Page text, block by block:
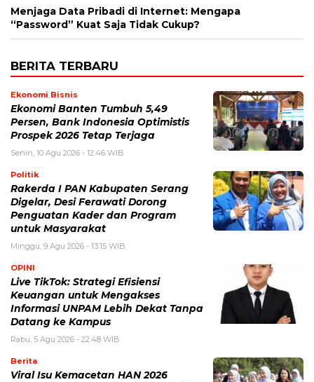
Menjaga Data Pribadi di Internet: Mengapa
“Password” Kuat Saja Tidak Cukup?
BERITA TERBARU
Ekonomi Bisnis
Ekonomi Banten Tumbuh 5,49
Persen, Bank Indonesia Optimistis
Prospek 2026 Tetap Terjaga
Senin, 10 Agu 2026 - 12:46 WIB
Politik
Rakerda I PAN Kabupaten Serang
Digelar, Desi Ferawati Dorong
Penguatan Kader dan Program
untuk Masyarakat
Minggu, 9 Agu 2026 - 13:15 WIB
OPINI
Live TikTok: Strategi Efisiensi
Keuangan untuk Mengakses
Informasi UNPAM Lebih Dekat Tanpa
Datang ke Kampus
Rabu, 5 Agu 2026 - 22:48 WIB
Berita
Viral Isu Kemacetan HAN 2026